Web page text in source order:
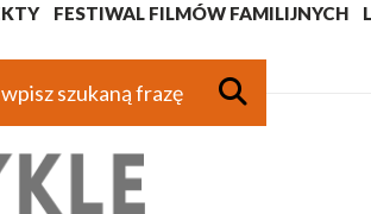
FESTIWAL FILMÓW FAMILIJNYCH